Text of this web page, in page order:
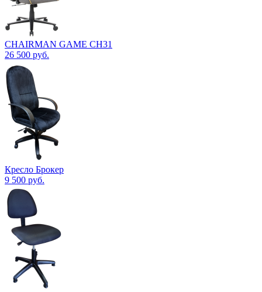
CHAIRMAN GAME CH31
26 500 руб.
Кресло Брокер
9 500 руб.